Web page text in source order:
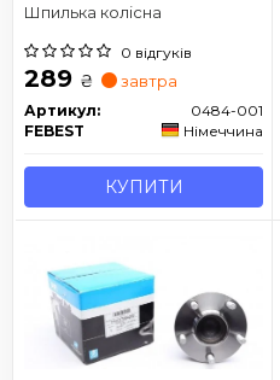
Шпилька колісна
0 відгуків
289 ₴ завтра
Артикул:
0484-001
FEBEST
Німеччина
КУПИТИ